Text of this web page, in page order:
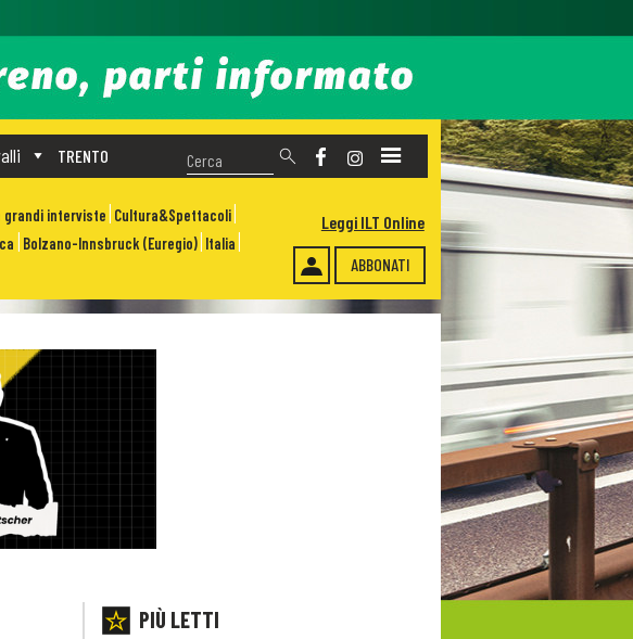
TRENTO
grandi interviste Cultura&Spettacoli
Bolzano-Innsbruck (Euregio) Italia
ABBONATI
Leggi ILT Online
PIÙ LETTI